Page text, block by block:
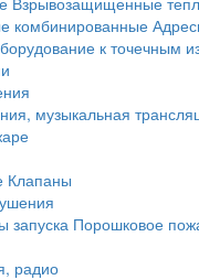
комбинированные
к точечным
музыкальная
Клапаны
запуска Порошковое
радио